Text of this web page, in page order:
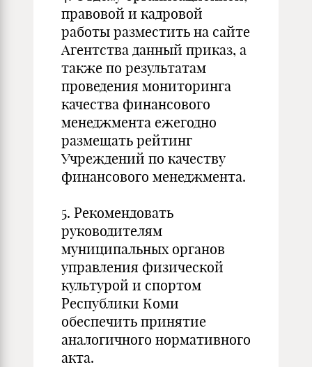
правовой и кадровой
работы разместить на сайте
Агентства данный приказ, а
также по результатам
проведения мониторинга
качества финансового
менеджмента ежегодно
размещать рейтинг
Учреждений по качеству
финансового менеджмента.
5. Рекомендовать
руководителям
муниципальных органов
управления физической
культурой и спортом
Республики Коми
обеспечить принятие
аналогичного нормативного
акта.